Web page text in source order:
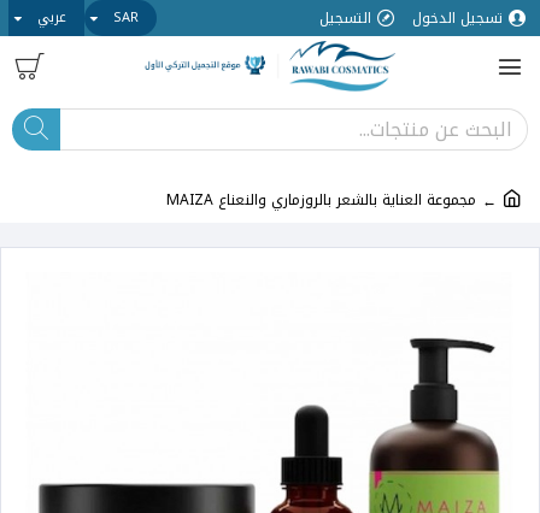
تسجيل الدخول التسجيل SAR عربي
مجموعة العناية بالشعر بالروزماري والنعناع MAIZA